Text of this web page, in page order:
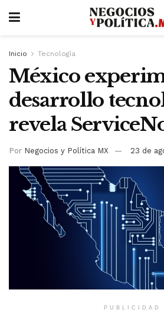
Inicio Tecnología
México
desarrollo
revela
Por Negocios y Política MX 23 de
PUBLICIDAD